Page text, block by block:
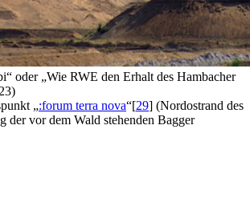
oder„Wie RWE den Erhalt des Hambacher
„:forum terra nova“[29] (Nordostrand des
der vor dem Wald stehenden Bagger